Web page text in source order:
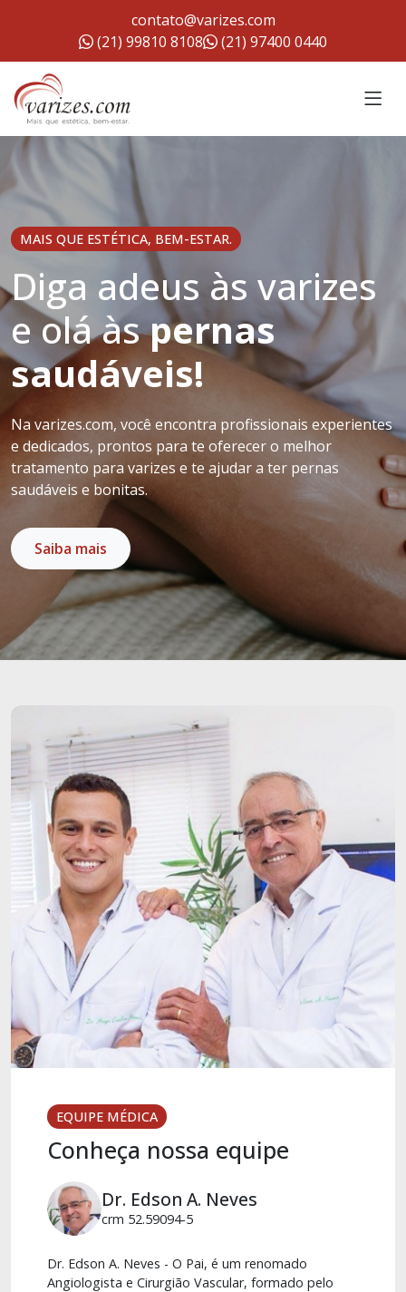
contato@varizes.com
(21) 99810 8108
(21) 97400 0440
MAIS QUE ESTÉTICA, BEM-ESTAR.
Diga adeus às varizes
e olá àspernas
saudáveis!
Na varizes.com, você encontra profissionais experientes
e dedicados, prontos para te oferecer o melhor
tratamento para varizes e te ajudar a ter pernas
saudáveis e bonitas.
Saiba mais
EQUIPE MÉDICA
Conheça nossa equipe
Dr. Edson A. Neves
crm 52.59094-5
Dr. Edson A. Neves - O Pai, é um renomado
Angiologista e Cirurgião Vascular, formado pelo